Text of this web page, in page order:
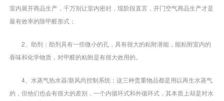
室内展开商品生产，千万别让室内密封，现阶段直言，开门空气商品生产才是
最有效率的除甲醛形式；
2、助剂：助剂具有一些微小的孔，具有很大的粘附潜能，能粘附室内的
香味和化学物质，对甲醛的粘附是有很大效用的。
4、水蒸气热水器/新风尚控制系统：这三种贵重物品都是用以再生水蒸气
的，但他们也会有很大的差别，一个内循环式和外循环式，其本质上却是对水